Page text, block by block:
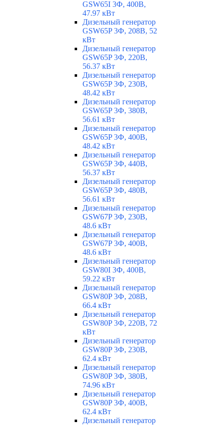
GSW65I 3Ф, 400В,
47.97 кВт
Дизельный генератор
GSW65P 3Ф, 208В, 52
кВт
Дизельный генератор
GSW65P 3Ф, 220В,
56.37 кВт
Дизельный генератор
GSW65P 3Ф, 230В,
48.42 кВт
Дизельный генератор
GSW65P 3Ф, 380В,
56.61 кВт
Дизельный генератор
GSW65P 3Ф, 400В,
48.42 кВт
Дизельный генератор
GSW65P 3Ф, 440В,
56.37 кВт
Дизельный генератор
GSW65P 3Ф, 480В,
56.61 кВт
Дизельный генератор
GSW67P 3Ф, 230В,
48.6 кВт
Дизельный генератор
GSW67P 3Ф, 400В,
48.6 кВт
Дизельный генератор
GSW80I 3Ф, 400В,
59.22 кВт
Дизельный генератор
GSW80P 3Ф, 208В,
66.4 кВт
Дизельный генератор
GSW80P 3Ф, 220В, 72
кВт
Дизельный генератор
GSW80P 3Ф, 230В,
62.4 кВт
Дизельный генератор
GSW80P 3Ф, 380В,
74.96 кВт
Дизельный генератор
GSW80P 3Ф, 400В,
62.4 кВт
Дизельный генератор